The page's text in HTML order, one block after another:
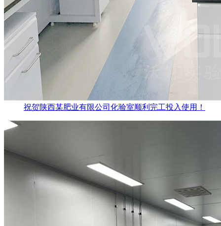
祝贺陕西某肥业有限公司化验室顺利完工投入使用！